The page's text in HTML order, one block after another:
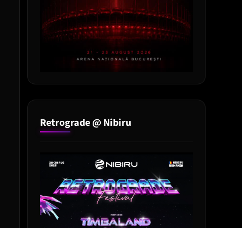
Retrograde @ Nibiru